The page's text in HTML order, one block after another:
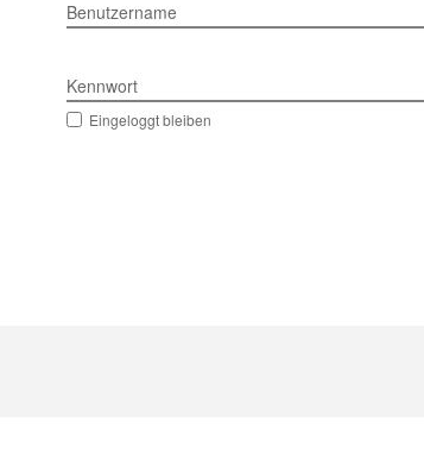
Benutzername
Kennwort
Eingeloggt bleiben